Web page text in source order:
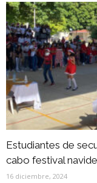
Estudiantes de
cabo festival
16 diciembre, 2024